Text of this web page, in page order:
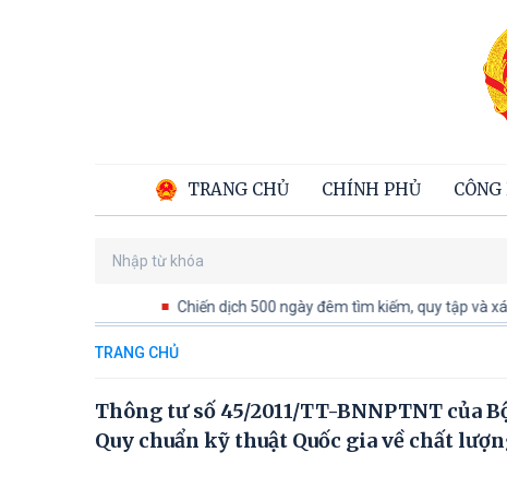
TRANG CHỦ CHÍNH PHỦ
Chiến dịch 500 ngày đêm tìm kiếm, quy tập và xác
TRANG CHỦ
Thông tư số 45/2011/TT-BNNPTNT của
Quy chuẩn kỹ thuật Quốc gia về chất